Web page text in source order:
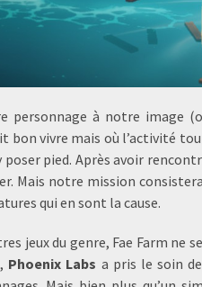
personnage à notre image
bon vivre mais où l’activité
poser pied. Après avoir
Mais notre mission
qui en sont la cause.
jeux du genre, Fae Farm
Phoenix Labs a pris le soin